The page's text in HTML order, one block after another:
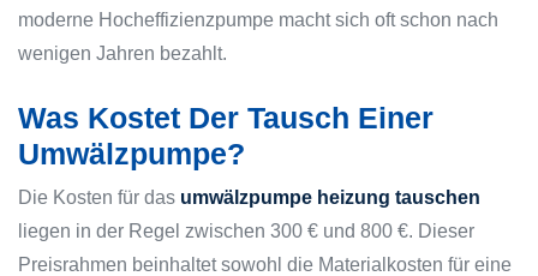
moderne Hocheffizienzpumpe macht sich oft schon nach
wenigen Jahren bezahlt.
Was Kostet Der Tausch Einer
Umwälzpumpe?
Die Kosten für das umwälzpumpe heizung tauschen
liegen in der Regel zwischen 300 € und 800 €. Dieser
Preisrahmen beinhaltet sowohl die Materialkosten für eine